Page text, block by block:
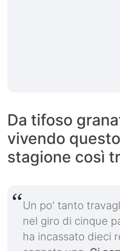
Da tifoso
vivendo
stagione così
Un po' tanto
nel giro di cinque
ha incassato dieci